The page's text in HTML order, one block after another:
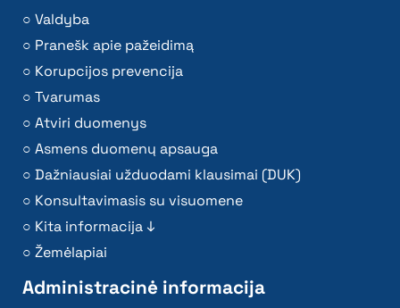
Valdyba
Pranešk apie pažeidimą
Korupcijos prevencija
Tvarumas
Atviri duomenys
Asmens duomenų apsauga
Dažniausiai užduodami klausimai (DUK)
Konsultavimasis su visuomene
Kita informacija ↓
Žemėlapiai
Administracinė informacija